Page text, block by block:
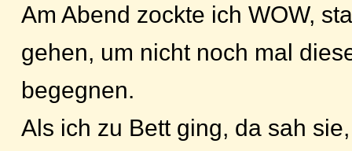
Am Abend zockte ich WOW,
gehen, um nicht noch mal
begegnen.
Als ich zu Bett ging, da sah